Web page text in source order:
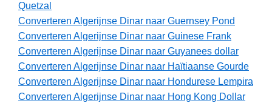
Quetzal
Converteren Algerijnse Dinar naar Guernsey Pond
Converteren Algerijnse Dinar naar Guinese Frank
Converteren Algerijnse Dinar naar Guyanees dollar
Converteren Algerijnse Dinar naar Haïtiaanse Gourde
Converteren Algerijnse Dinar naar Hondurese Lempira
Converteren Algerijnse Dinar naar Hong Kong Dollar